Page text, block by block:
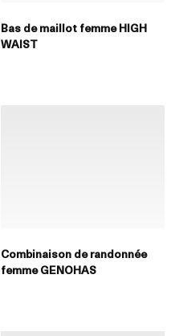
Bas de maillot femme HIGH
WAIST
Combinaison de randonnée
femme GENOHAS